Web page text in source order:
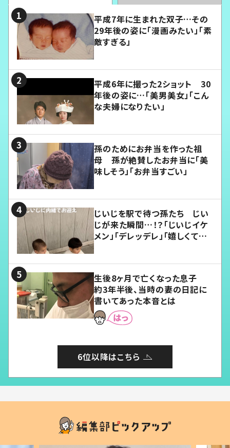
平成7年に生まれた双子…その
29年後の姿に「漫画みたい」「素
敵すぎる」
平成6年に撮った2ショット 30
年後の姿に…「美男美女」「こん
な夫婦になりたい」
孫のためにお弁当を作った祖
母 孫が絶賛したお弁当に「美
味しそう」「お弁当すごい」
じいじを駅で待つ孫たち じい
じが来た瞬間…！？「じいじイケ
メン」「デレッデレ」「嬉しくて可
生後8ヶ月で亡くなった息子
約3年半後、当時の妻の日記に
書いてあった本音とは
6位以降はこちら